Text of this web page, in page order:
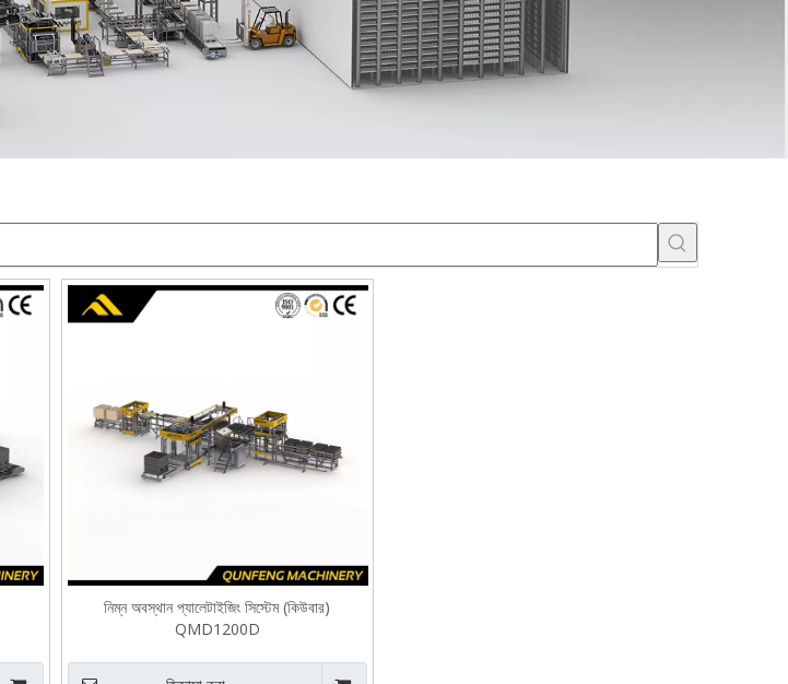
নিম্ন অবস্থান প্যালেটাইজিং সিস্টেম (কিউবার)
QMD1200D